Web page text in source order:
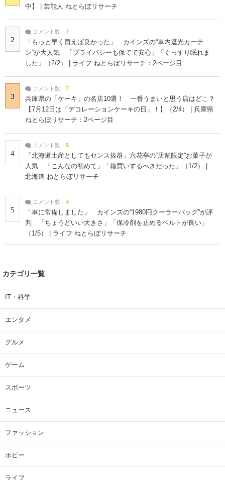
中】 | 芸能人 ねとらぼリサーチ
2
コメント数： 7
「もっと早く買えば良かった」 カインズの“車内遮光カーテ
ン”が大人気 「プライバシーも保てて安心」「ぐっすり眠れま
した」（2/2） | ライフ ねとらぼリサーチ：2ページ目
3
コメント数： 7
兵庫県の「ケーキ」の名店10選！ 一番うまいと思う店はどこ？
【7月12日は「デコレーションケーキの日」！】（2/4） | 兵庫県
ねとらぼリサーチ：2ページ目
4
コメント数： 5
「北海道土産としてもセンス抜群」六花亭の“店舗限定”お菓子が
人気 「こんなの初めて」「箱買いするべきだった」（1/2） |
北海道 ねとらぼリサーチ
5
コメント数： 4
「車に常備しました」 カインズの“1980円クーラーバッグ”が評
判 「ちょうどいい大きさ」「保冷剤を止めるベルトが良い」
（1/5） | ライフ ねとらぼリサーチ
カテゴリ一覧
IT・科学
エンタメ
グルメ
ゲーム
スポーツ
ニュース
ファッション
ホビー
ライフ